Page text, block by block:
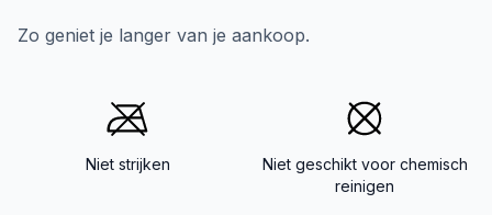
Zo geniet je langer van je aankoop.
Niet strijken
Niet geschikt voor chemisch
reinigen